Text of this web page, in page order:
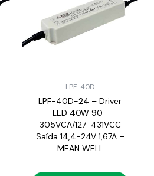
LPF-40D
LPF-40D-24 – Driver
LED 40W 90-
305VCA/127-431VCC
Saída 14,4-24V 1,67A –
MEAN WELL